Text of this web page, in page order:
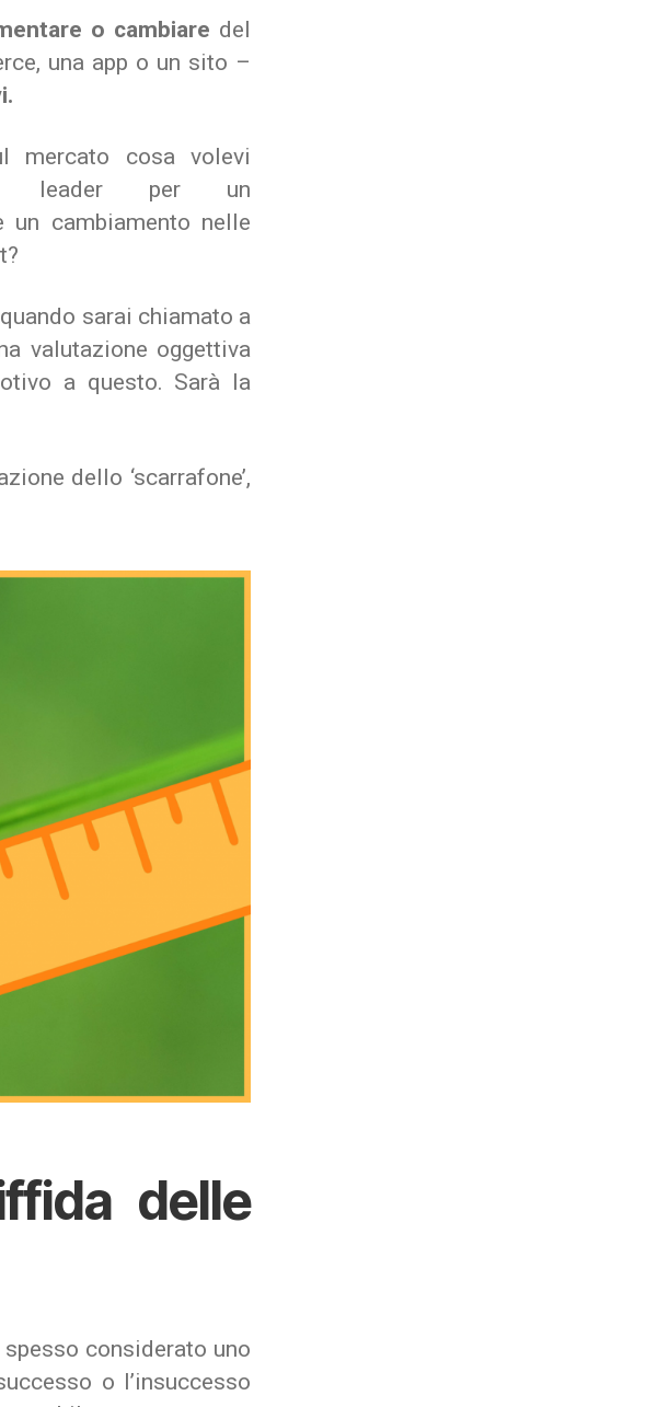
o cambiare del
una app o un sito –
mercato cosa volevi
leader per un
cambiamento nelle
sarai chiamato a
valutazione oggettiva
a questo. Sarà la
dello ‘scarrafone’,
delle
considerato uno
o l’insuccesso